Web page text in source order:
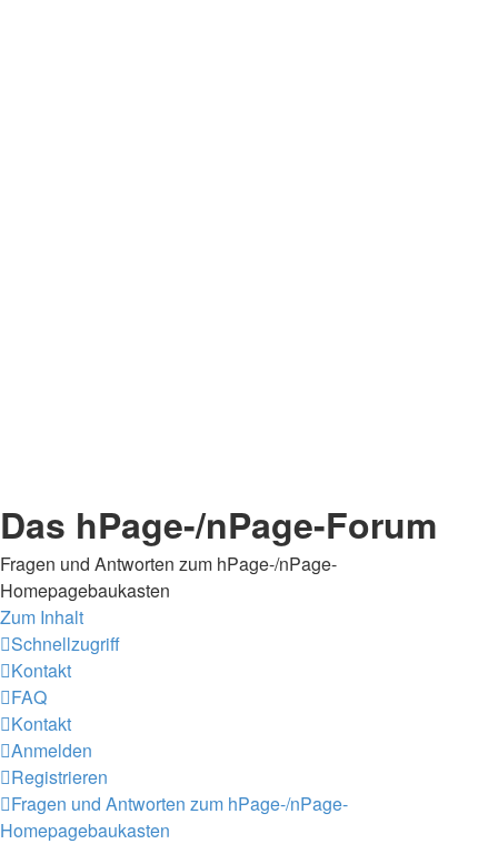
Das hPage-/nPage-Forum
Fragen und Antworten zum hPage-/nPage-
Homepagebaukasten
Zum Inhalt
Schnellzugriff
Kontakt
FAQ
Kontakt
Anmelden
Registrieren
Fragen und Antworten zum hPage-/nPage-
Homepagebaukasten